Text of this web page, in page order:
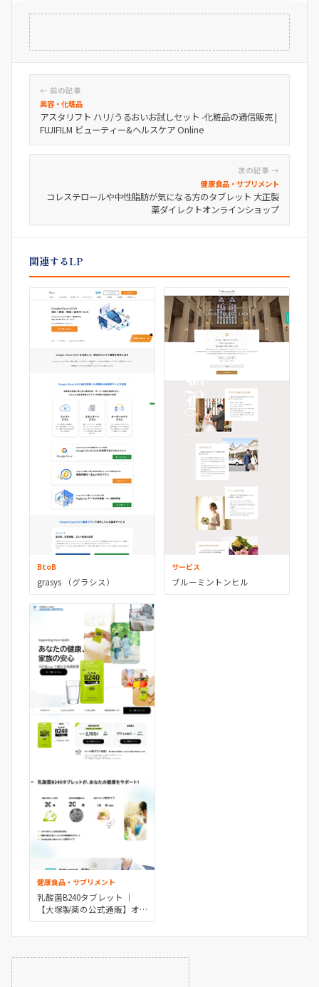
← 前の記事
美容・化粧品
アスタリフト ハリ/うるおいお試しセット -化粧品の通信販売 |
FUJIFILM ビューティー&ヘルスケア Online
次の記事 →
健康食品・サプリメント
コレステロールや中性脂肪が気になる方のタブレット 大正製
薬ダイレクトオンラインショップ
関連するLP
BtoB
grasys （グラシス）
サービス
ブルーミントンヒル
健康食品・サプリメント
乳酸菌B240タブレット ｜
【大塚製薬の公式通販】オ
オツカ・プラスワン